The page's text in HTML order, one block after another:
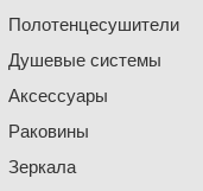
Полотенцесушители
Душевые системы
Аксессуары
Раковины
Зеркала